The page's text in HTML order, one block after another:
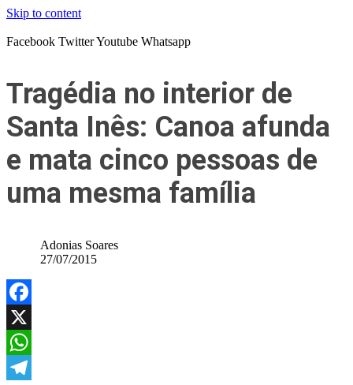
Skip to content
Facebook TwitterYoutube Whatsapp
Tragédia no interior de
Santa Inês: Canoa afunda
e mata cinco pessoas de
uma mesma família
Adonias Soares
27/07/2015
Facebook
X
WhatsApp